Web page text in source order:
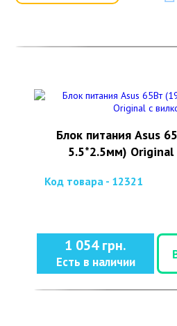
Блок питания Asus
5.5*2.5мм) Original
Код товара - 12321
1 054 грн.
Есть в наличии